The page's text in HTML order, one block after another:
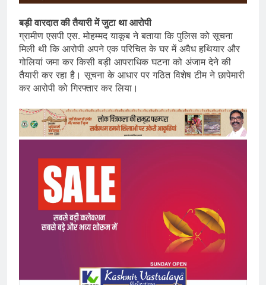
बड़ी वारदात की तैयारी में जुटा था आरोपी
ग्रामीण एसपी एस. मोहम्मद याकूब ने बताया कि पुलिस को सूचना
मिली थी कि आरोपी अपने एक परिचित के घर में अवैध हथियार और
गोलियां जमा कर किसी बड़ी आपराधिक घटना को अंजाम देने की
तैयारी कर रहा है। सूचना के आधार पर गठित विशेष टीम ने छापेमारी
कर आरोपी को गिरफ्तार कर लिया।